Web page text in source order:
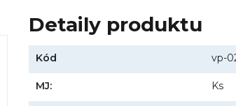
Detaily produktu
Kód vp-
MJ: Ks